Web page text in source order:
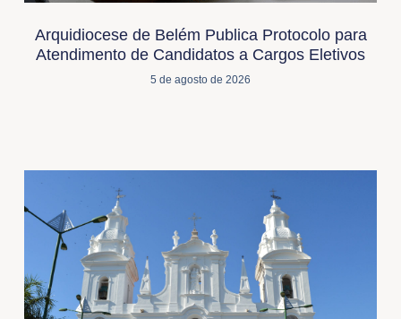
Arquidiocese de Belém Publica Protocolo para
Atendimento de Candidatos a Cargos Eletivos
5 de agosto de 2026